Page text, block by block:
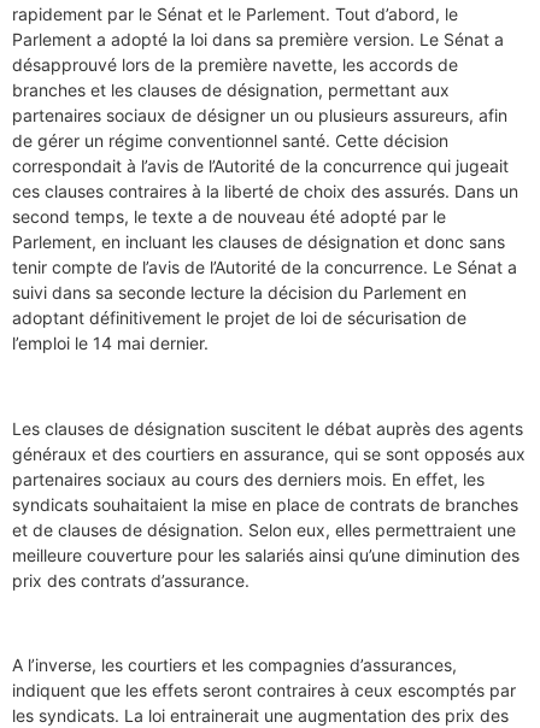
rapidement par le Sénat et le Parlement. Tout d’abord, le
Parlement a adopté la loi dans sa première version. Le Sénat a
désapprouvé lors de la première navette, les accords de
branches et les clauses de désignation, permettant aux
partenaires sociaux de désigner un ou plusieurs assureurs, afin
de gérer un régime conventionnel santé. Cette décision
correspondait à l’avis de l’Autorité de la concurrence qui jugeait
ces clauses contraires à la liberté de choix des assurés. Dans un
second temps, le texte a de nouveau été adopté par le
Parlement, en incluant les clauses de désignation et donc sans
tenir compte de l’avis de l’Autorité de la concurrence. Le Sénat a
suivi dans sa seconde lecture la décision du Parlement en
adoptant définitivement le projet de loi de sécurisation de
l’emploi le 14 mai dernier.
Les clauses de désignation suscitent le débat auprès des agents
généraux et des courtiers en assurance, qui se sont opposés aux
partenaires sociaux au cours des derniers mois. En effet, les
syndicats souhaitaient la mise en place de contrats de branches
et de clauses de désignation. Selon eux, elles permettraient une
meilleure couverture pour les salariés ainsi qu’une diminution des
prix des contrats d’assurance.
A l’inverse, les courtiers et les compagnies d’assurances,
indiquent que les effets seront contraires à ceux escomptés par
les syndicats. La loi entrainerait une augmentation des prix des